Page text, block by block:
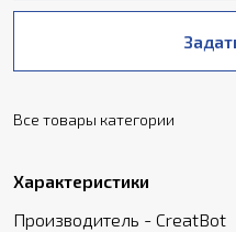
Все товары категории
Характеристики
Производитель - CreatBot